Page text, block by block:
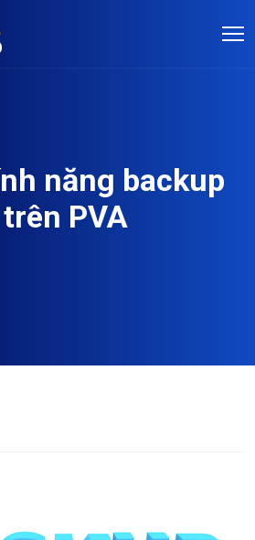
năng backup
PVA